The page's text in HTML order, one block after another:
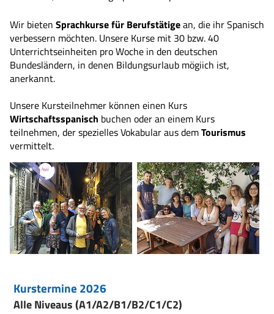
Wir bieten Sprachkurse für Berufstätigean, die ihr Spanisch
verbessern möchten. Unsere Kurse mit 30 bzw. 40
Unterrichtseinheiten pro Woche in den deutschen
Bundesländern, in denen Bildungsurlaub mögiich ist,
anerkannt.
Unsere Kursteilnehmer können einen Kurs
Wirtschaftsspanisch buchen oder an einem Kurs
teilnehmen, der spezielles Vokabular aus demTourismus
vermittelt.
Kurstermine 2026
Alle Niveaus (A1/A2/B1/B2/C1/C2)